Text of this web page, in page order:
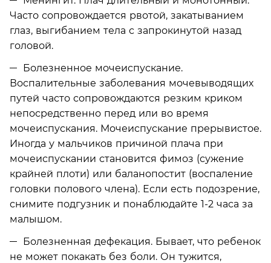
Часто сопровождается рвотой, закатыванием
глаз, выгибанием тела с запрокинутой назад
головой.
Болезненное мочеиспускание.
Воспалительные заболевания мочевыводящих
путей часто сопровождаются резким криком
непосредственно перед или во время
мочеиспускания. Мочеиспускание прерывистое.
Иногда у мальчиков причиной плача при
мочеиспускании становится фимоз (сужение
крайней плоти) или баланопостит (воспаление
головки полового члена). Если есть подозрение,
снимите подгузник и понаблюдайте 1-2 часа за
малышом.
Болезненная дефекация. Бывает, что ребенок
не может покакать без боли. Он тужится,